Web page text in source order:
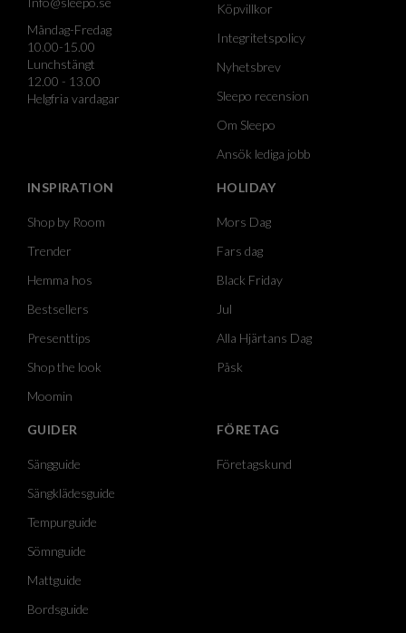
Måndag-Fredag
10.00-15.00
Lunchstängt
12.00 - 13.00
Helgfria vardagar
Köpvillkor
Integritetspolicy
Nyhetsbrev
Sleepo recension
Om Sleepo
Ansök lediga jobb
INSPIRATION
Shop by Room
Trender
Hemma hos
Bestsellers
Presenttips
Shop the look
Moomin
HOLIDAY
Mors Dag
Fars dag
Black Friday
Jul
Alla Hjärtans Dag
Påsk
GUIDER
Sängguide
Sängklädesguide
Tempurguide
Sömnguide
Mattguide
Bordsguide
FÖRETAG
Företagskund